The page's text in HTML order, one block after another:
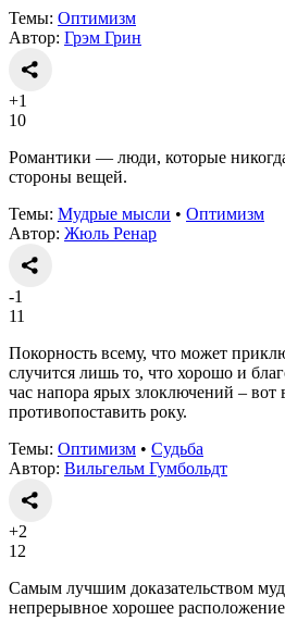
Темы: Оптимизм
Автор: Грэм Грин
+1
10
Романтики — люди, которые
стороны вещей.
Темы: Мудрые мысли • Оптимизм
Автор: Жюль Ренар
-1
11
Покорность всему, что может
случится лишь то, что хорошо и
час напора ярых злоключений – вот
противопоставить року.
Темы: Оптимизм • Судьба
Автор: Вильгельм Гумбольдт
+2
12
Самым лучшим доказательством
непрерывное хорошее